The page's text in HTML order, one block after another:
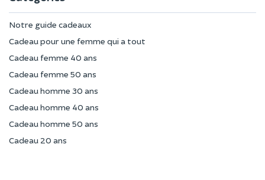
Notre guide cadeaux
Cadeau pour une femme qui a tout
Cadeau femme 40 ans
Cadeau femme 50 ans
Cadeau homme 30 ans
Cadeau homme 40 ans
Cadeau homme 50 ans
Cadeau 20 ans